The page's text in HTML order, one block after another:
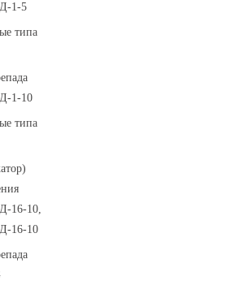
1-5
типа
1-10
типа
16-10,
16-10